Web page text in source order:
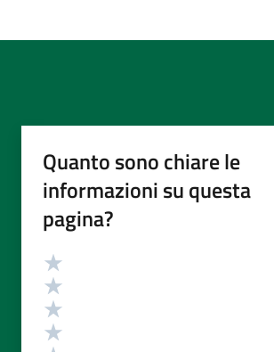
Quanto sono chiare le
informazioni su questa
pagina?
Valutazione